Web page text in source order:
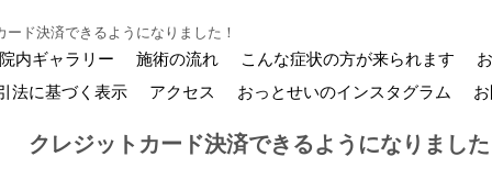
ード決済できるようになりました！
院内ギャラリー 施術の流れ こんな症状の方が来られます
法に基づく表示
アクセス おっとせいのインスタグラム
クレジットカード決済できるようになりまし